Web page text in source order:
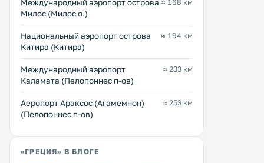
Междунарoдный аэропорт острова
Милос (Милос о.)
≈ 168 км
Национальный аэропорт острова
Китира (Китира)
≈ 194 км
Международный аэропорт
Каламата (Пелопоннес п-ов)
≈ 233 км
Аеропорт Араксос (Агамемнон)
(Пелопоннес п-ов)
≈ 253 км
«ГРЕЦИЯ» В БЛОГЕ